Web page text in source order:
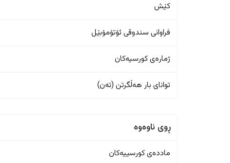
کێش
فراوانی سندوقی ئۆتۆمۆبێل
ژمارەی کورسیەکان
تواناى بار هەڵگرتن (تەن)
ڕوی ناوەوە
ماددەی کورسییەکان